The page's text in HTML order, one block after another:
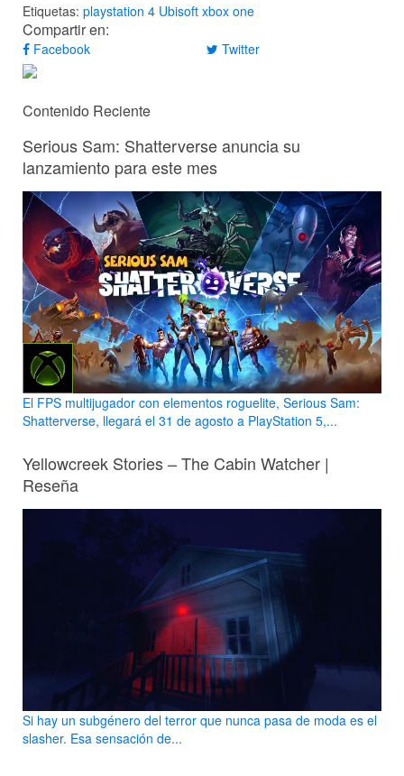
Etiquetas: playstation 4 Ubisoft xbox one
Compartir en:
Facebook Twitter
Contenido Reciente
Serious Sam: Shatterverse anuncia su
lanzamiento para este mes
El FPS multijugador con elementos roguelite, Serious Sam:
Shatterverse, llegará el 31 de agosto a PlayStation 5,...
Yellowcreek Stories – The Cabin Watcher |
Reseña
Si hay un subgénero del terror que nunca pasa de moda es el
slasher. Esa sensación de...